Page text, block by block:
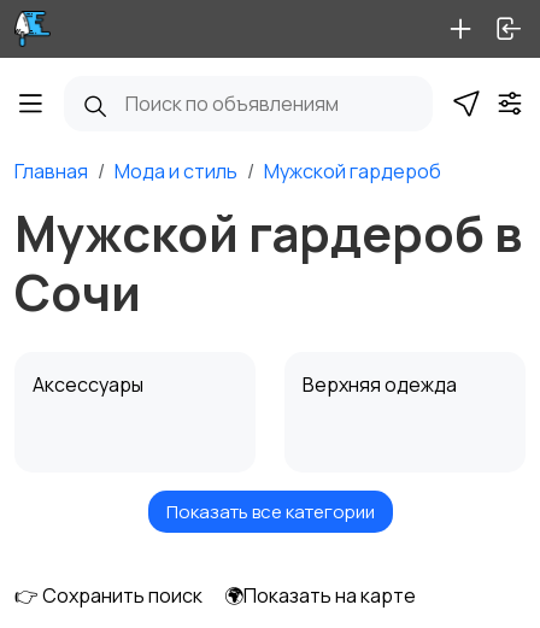
Главная Мода и стиль Мужской гардероб
Мужской гардероб в
Сочи
Аксессуары Верхняя одежда
Головные уборы Домашняя одежда
Показать все категории
👉 Сохранить поиск
🌍Показать на карте